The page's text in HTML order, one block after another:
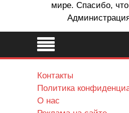
мире. Спасибо,
Контакты
Политика
О нас